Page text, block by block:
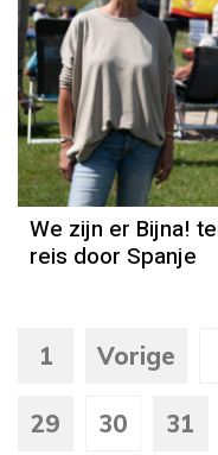
We zijn er Bijna!
reis door Spanje
1 Vorige
29 30 31